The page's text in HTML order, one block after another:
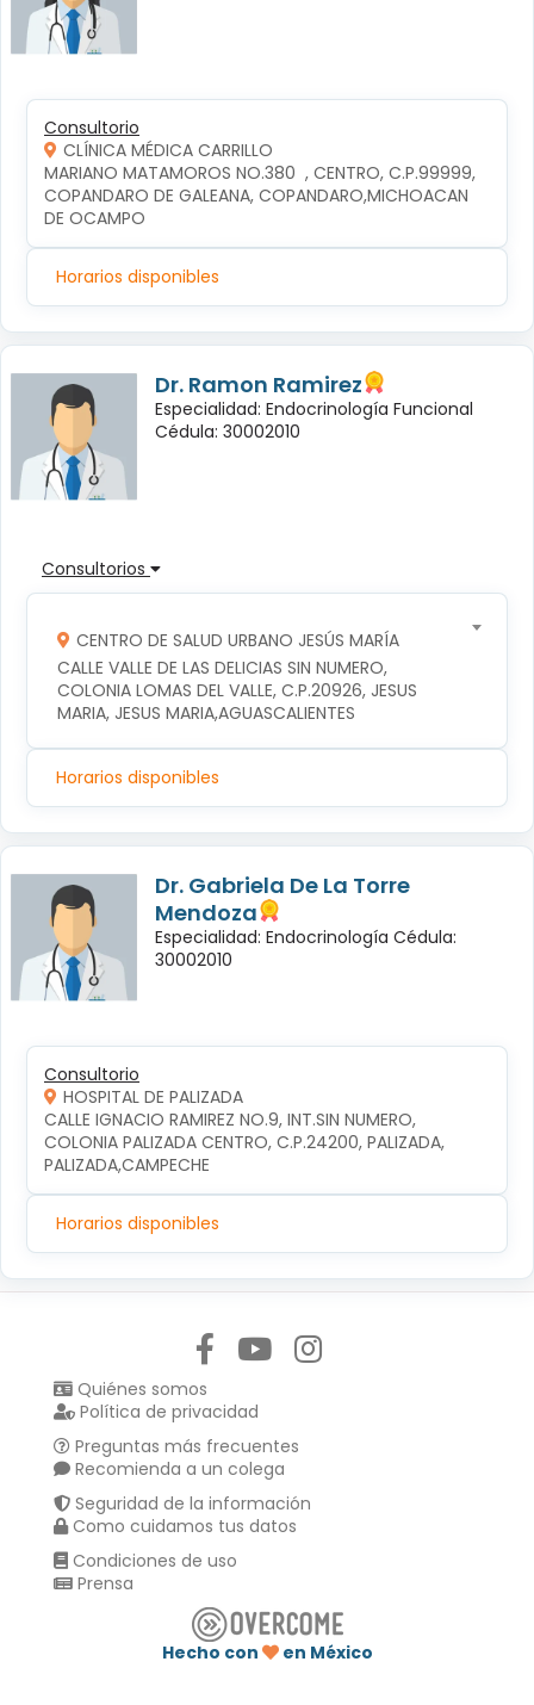
Consultorio
CLÍNICA MÉDICA CARRILLO
MARIANO MATAMOROS NO.380  , CENTRO, C.P.99999,
COPANDARO DE GALEANA, COPANDARO,MICHOACAN
DE OCAMPO
Horarios disponibles
Dr. Ramon Ramirez
Especialidad: Endocrinología Funcional
Cédula: 30002010
Consultorios
CENTRO DE SALUD URBANO JESÚS MARÍA
CALLE VALLE DE LAS DELICIAS SIN NUMERO,
COLONIA LOMAS DEL VALLE, C.P.20926, JESUS
MARIA, JESUS MARIA,AGUASCALIENTES
Horarios disponibles
Dr. Gabriela De La Torre
Mendoza
Especialidad: Endocrinología Cédula:
30002010
Consultorio
HOSPITAL DE PALIZADA
CALLE IGNACIO RAMIREZ NO.9, INT.SIN NUMERO,
COLONIA PALIZADA CENTRO, C.P.24200, PALIZADA,
PALIZADA,CAMPECHE
Horarios disponibles
Quiénes somos
Política de privacidad
Preguntas más frecuentes
Recomienda a un colega
Seguridad de la información
Como cuidamos tus datos
Condiciones de uso
Prensa
Hecho con
en México